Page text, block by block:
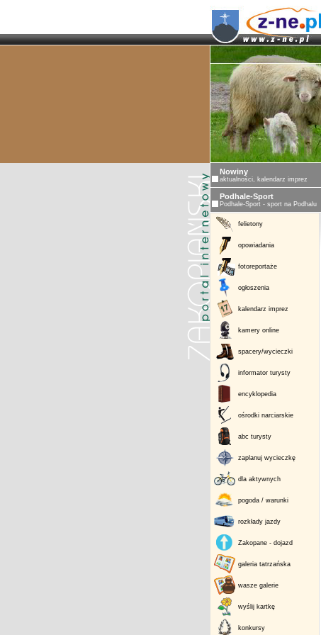
Nowiny
aktualności, kalendarz imprez
Podhale-Sport
Podhale-Sport - sport na Podhalu
felietony
opowiadania
fotoreportaże
ogłoszenia
kalendarz imprez
kamery online
spacery/wycieczki
informator turysty
encyklopedia
ośrodki narciarskie
abc turysty
zaplanuj wycieczkę
dla aktywnych
pogoda / warunki
rozkłady jazdy
Zakopane - dojazd
galeria tatrzańska
wasze galerie
wyślij kartkę
konkursy